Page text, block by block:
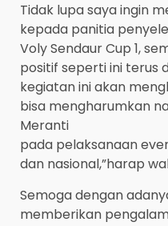
Tidak lupa saya ingin
kepada panitia
Voly Sendaur Cup 1,
positif seperti ini terus
kegiatan ini akan
bisa mengharumkan
Meranti
pada pelaksanaan
dan nasional,”harap
Semoga dengan
memberikan